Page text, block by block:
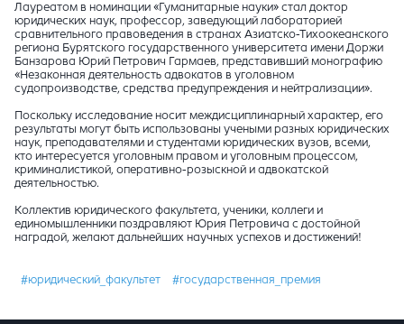
Лауреатом в номинации «Гуманитарные науки» стал доктор
юридических наук, профессор, заведующий лабораторией
сравнительного правоведения в странах Азиатско-Тихоокеанского
региона Бурятского государственного университета имени Доржи
Банзарова Юрий Петрович Гармаев, представивший монографию
«Незаконная деятельность адвокатов в уголовном
судопроизводстве, средства предупреждения и нейтрализации».
Поскольку исследование носит междисциплинарный характер, его
результаты могут быть использованы учеными разных юридических
наук, преподавателями и студентами юридических вузов, всеми,
кто интересуется уголовным правом и уголовным процессом,
криминалистикой, оперативно-розыскной и адвокатской
деятельностью.
Коллектив юридического факультета, ученики, коллеги и
единомышленники поздравляют Юрия Петровича с достойной
наградой, желают дальнейших научных успехов и достижений!
#юридический_факультет #государственная_премия